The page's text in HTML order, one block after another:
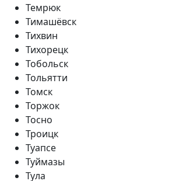
Темрюк
Тимашёвск
Тихвин
Тихорецк
Тобольск
Тольятти
Томск
Торжок
Тосно
Троицк
Туапсе
Туймазы
Тула